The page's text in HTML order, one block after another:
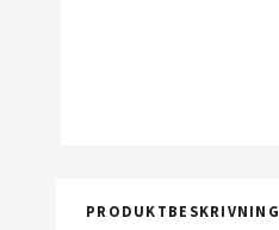
PRODUKTBESKRIVNING